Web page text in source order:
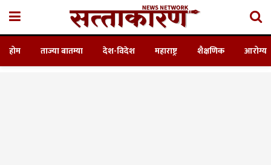
होम ताज्या बातम्या देश-विदेश महाराष्ट्र शैक्षणिक आरोग्य